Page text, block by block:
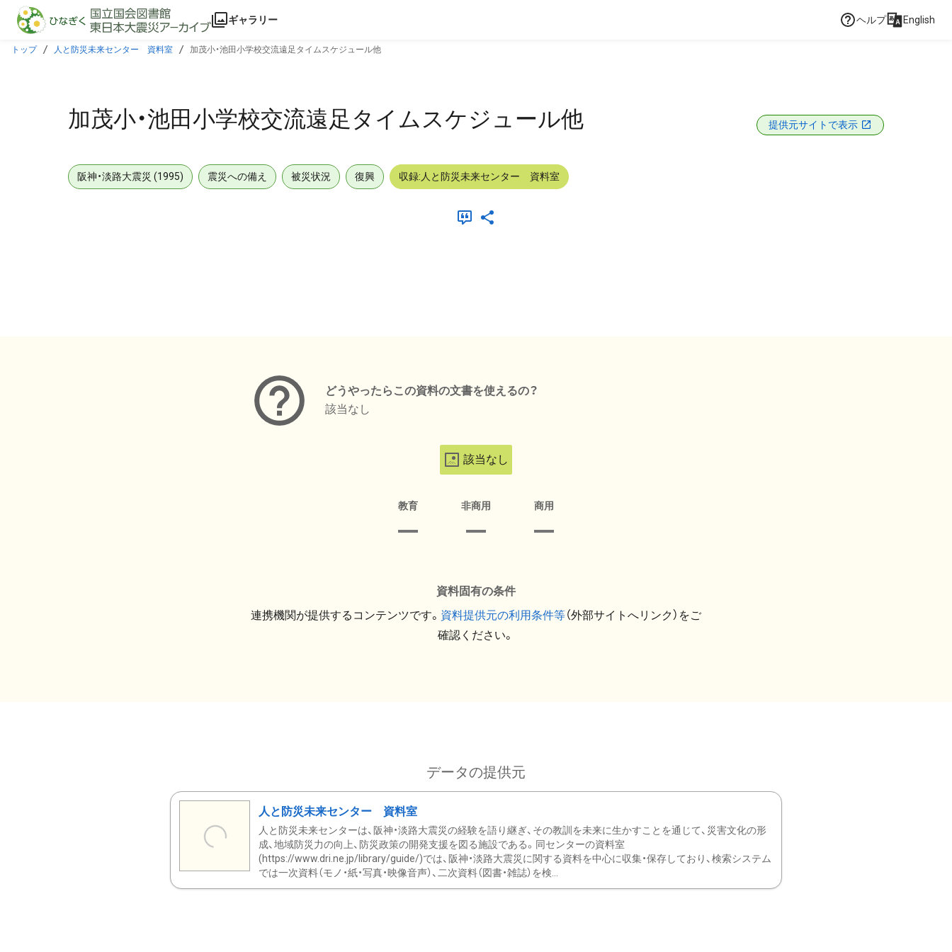
本文に飛ぶ
ギャラリー ヘルプ English
トップ 人と防災未来センター 資料室 加茂小・池田小学校交流遠足タイムスケジュール他
加茂小・池田小学校交流遠足タイムスケジュール他 提供元サイトで表示
阪神・淡路大震災 (1995) 震災への備え 被災状況 復興 収録:人と防災未来センター 資料室
どうやったらこの資料の文書を使えるの？
該当なし
該当なし
教育 非商用 商用
資料固有の条件
連携機関が提供するコンテンツです。 資料提供元の利用条件等（外部サイトへリンク）をご
確認ください。
データの提供元
人と防災未来センター 資料室
人と防災未来センターは、阪神・淡路大震災の経験を語り継ぎ、その教訓を未来に生かすことを通じて、災害文化の形
成、地域防災力の向上、防災政策の開発支援を図る施設である。同センターの資料室
(https://www.dri.ne.jp/library/guide/)では、阪神・淡路大震災に関する資料を中心に収集・保存しており、検索システム
では一次資料（モノ・紙・写真・映像音声）、二次資料（図書・雑誌）を検...